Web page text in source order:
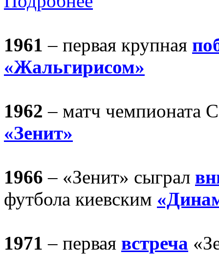
1961 – первая крупная
«Жальгирисом»
1962 – матч чемпионата
«Зенит»
1966 – «Зенит» сыграл
футбола киевским
1971 – первая встреча